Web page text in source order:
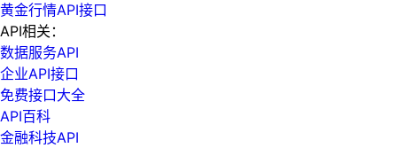
黄金行情API接口
API相关：
数据服务API
企业API接口
免费接口大全
API百科
金融科技API